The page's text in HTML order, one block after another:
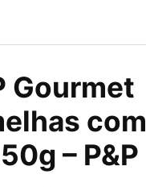
Gourmet
com
– P&P